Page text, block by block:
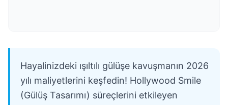
Hayalinizdeki ışıltılı gülüşe kavuşmanın 2026
yılı maliyetlerini keşfedin! Hollywood Smile
(Gülüş Tasarımı) süreçlerini etkileyen